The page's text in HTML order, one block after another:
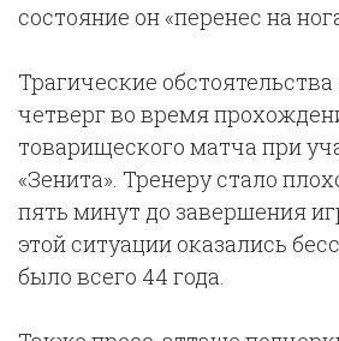
состояние он «перенес на
Трагические
четверг во время
товарищеского матча при
«Зенита». Тренеру стало
пять минут до завершения
этой ситуации оказались
было всего 44 года.